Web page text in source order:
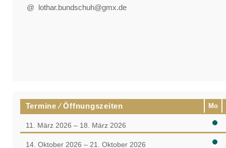
@ lothar.bundschuh@gmx.de
Termine ⁄ Öffnungszeiten Mo
11. März 2026 – 18. März 2026
14. Oktober 2026 – 21. Oktober 2026